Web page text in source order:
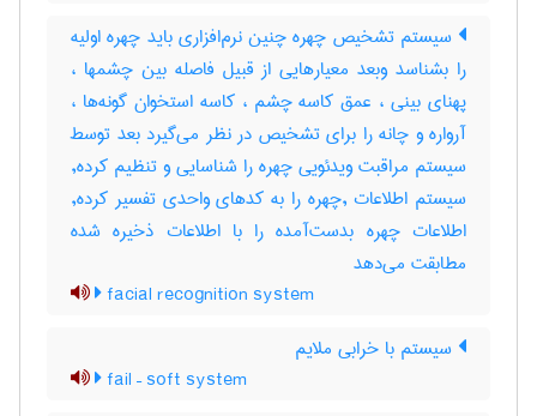
سیستم تشخیص چهره چنین نرم‌افزاری باید چهره اولیه
را بشناسد وبعد معیارهایی از قبیل فاصله بین چشمها ،
پهنای بینی ، عمق کاسه چشم ، کاسه استخوان گونه‌ها ،
آرواره و چانه را برای تشخیص در نظر می‌گیرد بعد توسط
سیستم مراقبت ویدئویی چهره را شناسایی و تنظیم کرده,
سیستم اطلاعات ,چهره را به کدهای واحدی تفسیر کرده,
اطلاعات چهره بدست‌آمده را با اطلاعات ذخیره شده
مطابقت می‌دهد
facial recognition system
سیستم با خرابی ملایم
fail – soft system